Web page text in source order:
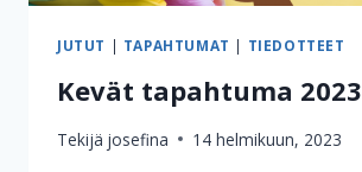
JUTUT | TAPAHTUMAT | TIEDOTTEET
Kevät tapahtuma 2023
Tekijä josefina 14 helmikuun, 2023